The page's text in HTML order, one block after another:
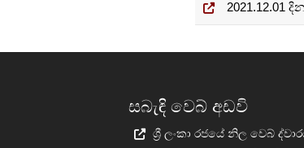
2021.12.01
සබැඳි වෙබ් අඩවි
ශ්‍රී ලංකා රජයේ නිල වෙබ්